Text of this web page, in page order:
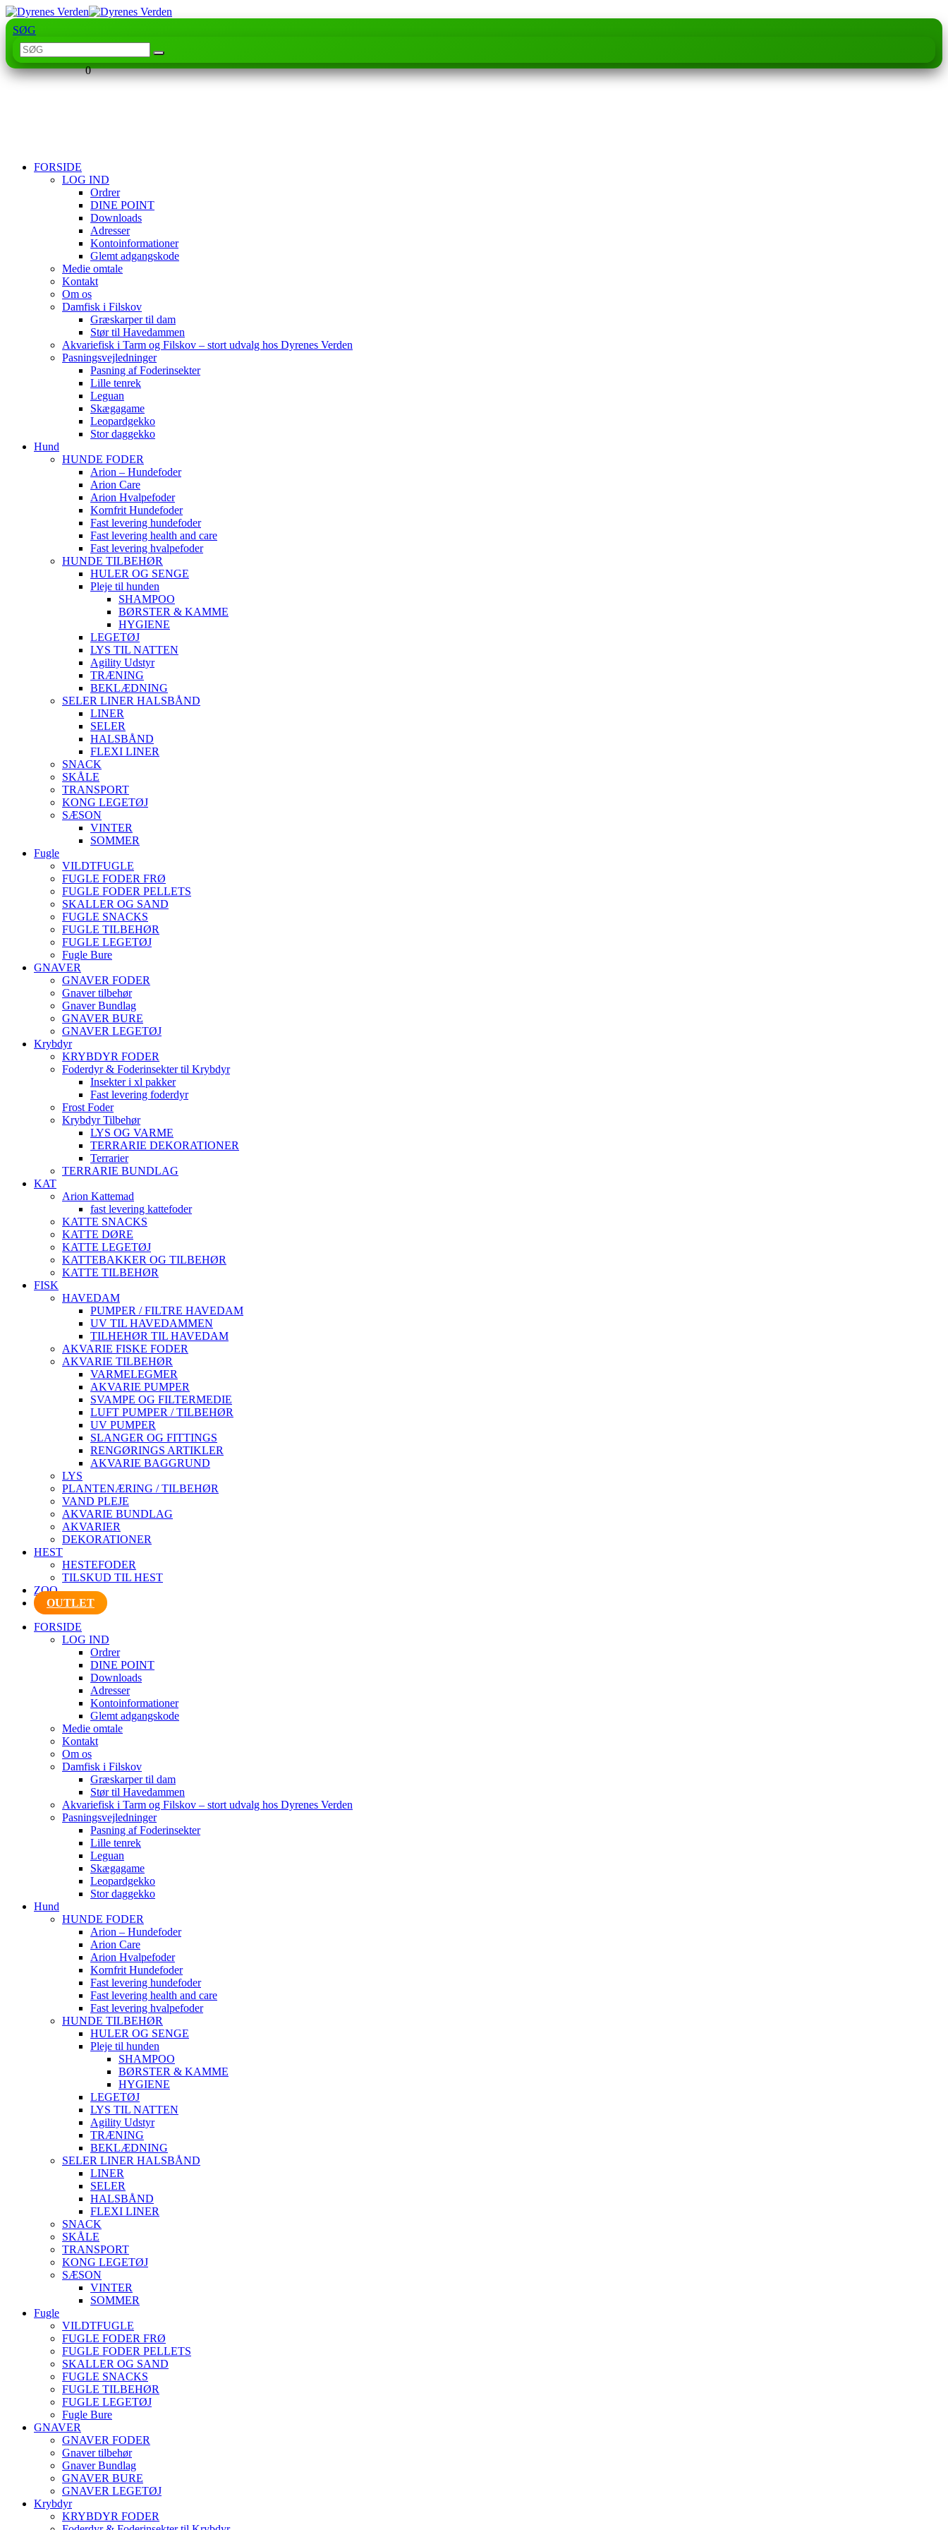
SØG
0
FORSIDE
LOG IND
Ordrer
DINE POINT
Downloads
Adresser
Kontoinformationer
Glemt adgangskode
Medie omtale
Kontakt
Om os
Damfisk i Filskov
Græskarper til dam
Stør til Havedammen
Akvariefisk i Tarm og Filskov – stort udvalg hos Dyrenes Verden
Pasningsvejledninger
Pasning af Foderinsekter
Lille tenrek
Leguan
Skægagame
Leopardgekko
Stor daggekko
Hund
HUNDE FODER
Arion – Hundefoder
Arion Care
Arion Hvalpefoder
Kornfrit Hundefoder
Fast levering hundefoder
Fast levering health and care
Fast levering hvalpefoder
HUNDE TILBEHØR
HULER OG SENGE
Pleje til hunden
SHAMPOO
BØRSTER & KAMME
HYGIENE
LEGETØJ
LYS TIL NATTEN
Agility Udstyr
TRÆNING
BEKLÆDNING
SELER LINER HALSBÅND
LINER
SELER
HALSBÅND
FLEXI LINER
SNACK
SKÅLE
TRANSPORT
KONG LEGETØJ
SÆSON
VINTER
SOMMER
Fugle
VILDTFUGLE
FUGLE FODER FRØ
FUGLE FODER PELLETS
SKALLER OG SAND
FUGLE SNACKS
FUGLE TILBEHØR
FUGLE LEGETØJ
Fugle Bure
GNAVER
GNAVER FODER
Gnaver tilbehør
Gnaver Bundlag
GNAVER BURE
GNAVER LEGETØJ
Krybdyr
KRYBDYR FODER
Foderdyr & Foderinsekter til Krybdyr
Insekter i xl pakker
Fast levering foderdyr
Frost Foder
Krybdyr Tilbehør
LYS OG VARME
TERRARIE DEKORATIONER
Terrarier
TERRARIE BUNDLAG
KAT
Arion Kattemad
fast levering kattefoder
KATTE SNACKS
KATTE DØRE
KATTE LEGETØJ
KATTEBAKKER OG TILBEHØR
KATTE TILBEHØR
FISK
HAVEDAM
PUMPER / FILTRE HAVEDAM
UV TIL HAVEDAMMEN
TILHEHØR TIL HAVEDAM
AKVARIE FISKE FODER
AKVARIE TILBEHØR
VARMELEGMER
AKVARIE PUMPER
SVAMPE OG FILTERMEDIE
LUFT PUMPER / TILBEHØR
UV PUMPER
SLANGER OG FITTINGS
RENGØRINGS ARTIKLER
AKVARIE BAGGRUND
LYS
PLANTENÆRING / TILBEHØR
VAND PLEJE
AKVARIE BUNDLAG
AKVARIER
DEKORATIONER
HEST
HESTEFODER
TILSKUD TIL HEST
ZOO
OUTLET
FORSIDE
LOG IND
Ordrer
DINE POINT
Downloads
Adresser
Kontoinformationer
Glemt adgangskode
Medie omtale
Kontakt
Om os
Damfisk i Filskov
Græskarper til dam
Stør til Havedammen
Akvariefisk i Tarm og Filskov – stort udvalg hos Dyrenes Verden
Pasningsvejledninger
Pasning af Foderinsekter
Lille tenrek
Leguan
Skægagame
Leopardgekko
Stor daggekko
Hund
HUNDE FODER
Arion – Hundefoder
Arion Care
Arion Hvalpefoder
Kornfrit Hundefoder
Fast levering hundefoder
Fast levering health and care
Fast levering hvalpefoder
HUNDE TILBEHØR
HULER OG SENGE
Pleje til hunden
SHAMPOO
BØRSTER & KAMME
HYGIENE
LEGETØJ
LYS TIL NATTEN
Agility Udstyr
TRÆNING
BEKLÆDNING
SELER LINER HALSBÅND
LINER
SELER
HALSBÅND
FLEXI LINER
SNACK
SKÅLE
TRANSPORT
KONG LEGETØJ
SÆSON
VINTER
SOMMER
Fugle
VILDTFUGLE
FUGLE FODER FRØ
FUGLE FODER PELLETS
SKALLER OG SAND
FUGLE SNACKS
FUGLE TILBEHØR
FUGLE LEGETØJ
Fugle Bure
GNAVER
GNAVER FODER
Gnaver tilbehør
Gnaver Bundlag
GNAVER BURE
GNAVER LEGETØJ
Krybdyr
KRYBDYR FODER